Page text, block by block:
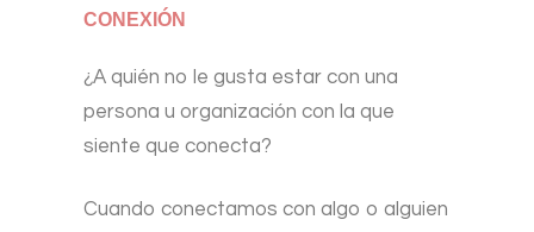
CONEXIÓN
¿A quién no le gusta estar con una
persona u organización con la que
siente que conecta?
Cuando conectamos con algo o alguien